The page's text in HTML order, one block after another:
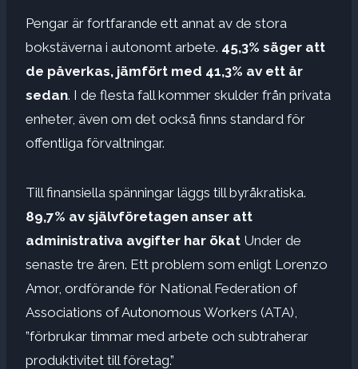
Pengar är fortfarande ett annat av de stora
bokstäverna i autonomt arbete. 45,3% säger att
de påverkas, jämfört med 41,3% av ett år
sedan. I de flesta fall kommer skulder från privata
enheter, även om det också finns standard för
offentliga förvaltningar.
Till finansiella spänningar läggs till byråkratiska.
89,7% av självföretagen anser att
administrativa avgifter har ökat Under de
senaste tre åren. Ett problem som enligt Lorenzo
Amor, ordförande för National Federation of
Associations of Autonomous Workers (ATA),
”förbrukar timmar med arbete och subtraherar
produktivitet till företag.”